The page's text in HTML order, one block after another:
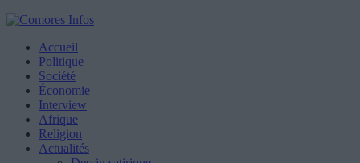
Accueil
Politique
Société
Économie
Interview
Afrique
Religion
Actualités